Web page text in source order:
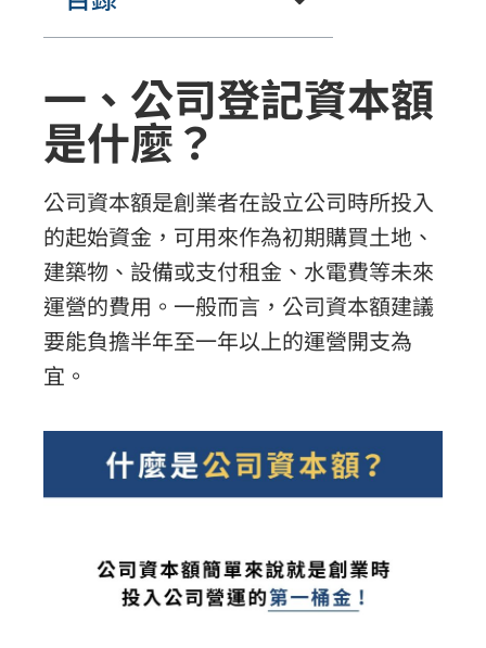
一、公司登記資本額
是什麼？
公司資本額是創業者在設立公司時所投入
的起始資金，可用來作為初期購買土地、
建築物、設備或支付租金、水電費等未來
運營的費用。一般而言，公司資本額建議
要能負擔半年至一年以上的運營開支為
宜。